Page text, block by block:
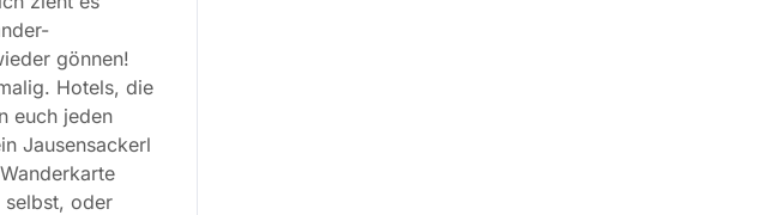
gönnen!
Hotels, die
euch jeden
Jausensackerl
selbst, oder